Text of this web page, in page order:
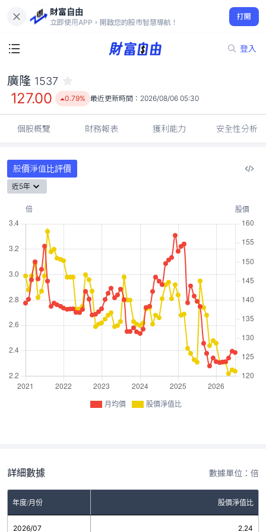
財富自由
立即使用APP，開啟您的股市智慧導航！
打開
登入
127.00
0.79%
廣隆 1537
127.00 0.79% 最近更新時間： 2026/08/06 05:30
個股概覽 財務報表 獲利能力 安全性分析
股價淨值比評價
近5年
月均價 股價淨值比
詳細數據 數據單位：倍
年度/月份 股價淨值比
2026/07 2.24